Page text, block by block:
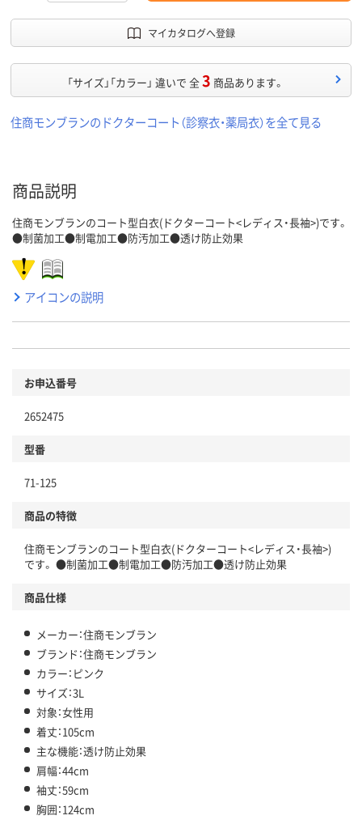
マイカタログへ登録
「サイズ」「カラー」 違いで 全3 商品あります。
住商モンブランのドクターコート（診察衣・薬局衣）を全て見る
商品説明
住商モンブランのコート型白衣(ドクターコート<レディス・長袖>)です。
●制菌加工●制電加工●防汚加工●透け防止効果
アイコンの説明
お申込番号
2652475
型番
71-125
商品の特徴
住商モンブランのコート型白衣(ドクターコート<レディス・長袖>)
です。 ●制菌加工●制電加工●防汚加工●透け防止効果
商品仕様
メーカー：住商モンブラン
ブランド：住商モンブラン
カラー：ピンク
サイズ：3L
対象：女性用
着丈：105cm
主な機能：透け防止効果
肩幅：44cm
袖丈：59cm
胸囲：124cm